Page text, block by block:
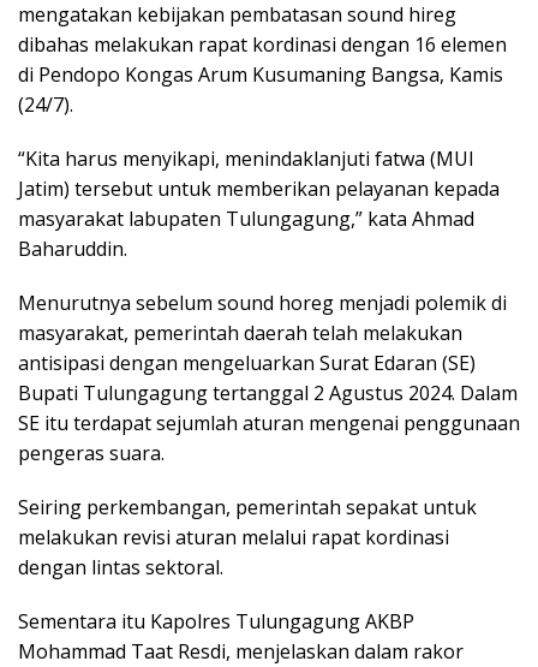
mengatakan kebijakan pembatasan sound hireg
dibahas melakukan rapat kordinasi dengan 16 elemen
di Pendopo Kongas Arum Kusumaning Bangsa, Kamis
(24/7).
“Kita harus menyikapi, menindaklanjuti fatwa (MUI
Jatim) tersebut untuk memberikan pelayanan kepada
masyarakat labupaten Tulungagung,” kata Ahmad
Baharuddin.
Menurutnya sebelum sound horeg menjadi polemik di
masyarakat, pemerintah daerah telah melakukan
antisipasi dengan mengeluarkan Surat Edaran (SE)
Bupati Tulungagung tertanggal 2 Agustus 2024. Dalam
SE itu terdapat sejumlah aturan mengenai penggunaan
pengeras suara.
Seiring perkembangan, pemerintah sepakat untuk
melakukan revisi aturan melalui rapat kordinasi
dengan lintas sektoral.
Sementara itu Kapolres Tulungagung AKBP
Mohammad Taat Resdi, menjelaskan dalam rakor